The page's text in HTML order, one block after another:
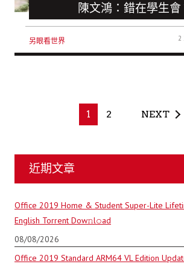
陳文鴻：錯在學生會
另眼看世界 2
1 2 NEXT
近期文章
Office 2019 Home & Student Super-Lite
English Torrent Dow𝚗l𝚘аd
08/08/2026
Office 2019 Standard ARM64 VL Edition